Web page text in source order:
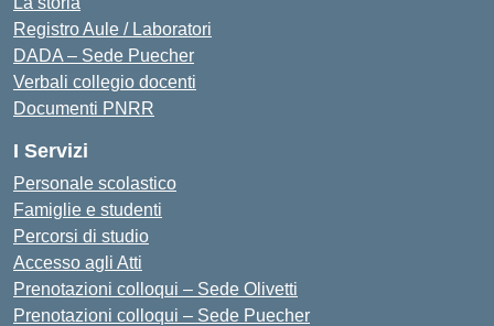
Registro Aule / Laboratori
DADA – Sede Puecher
Verbali collegio docenti
Documenti PNRR
I Servizi
Personale scolastico
Famiglie e studenti
Percorsi di studio
Accesso agli Atti
Prenotazioni colloqui – Sede Olivetti
Prenotazioni colloqui – Sede Puecher